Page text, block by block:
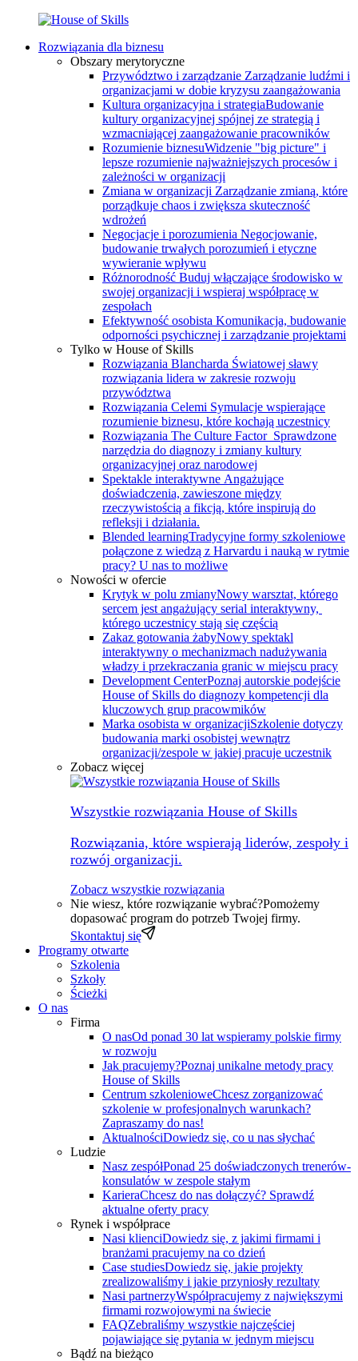
Rozwiązania dla biznesu
Obszary merytoryczne
Przywództwo i zarządzanie Zarządzanie ludźmi i
organizacjami w dobie kryzysu zaangażowania
Kultura organizacyjna i strategiaBudowanie
kultury organizacyjnej spójnej ze strategią i
wzmacniającej zaangażowanie pracowników
Rozumienie biznesuWidzenie "big picture" i
lepsze rozumienie najważniejszych procesów i
zależności w organizacji
Zmiana w organizacji Zarządzanie zmianą, które
porządkuje chaos i zwiększa skuteczność
wdrożeń
Negocjacje i porozumienia Negocjowanie,
budowanie trwałych porozumień i etyczne
wywieranie wpływu
Różnorodność Buduj włączające środowisko w
swojej organizacji i wspieraj współpracę w
zespołach
Efektywność osobista Komunikacja, budowanie
odporności psychicznej i zarządzanie projektami
Tylko w House of Skills
Rozwiązania Blancharda Światowej sławy
rozwiązania lidera w zakresie rozwoju
przywództwa
Rozwiązania Celemi Symulacje wspierające
rozumienie biznesu, które kochają uczestnicy
Rozwiązania The Culture Factor Sprawdzone
narzędzia do diagnozy i zmiany kultury
organizacyjnej oraz narodowej
Spektakle interaktywne Angażujące
doświadczenia, zawieszone między
rzeczywistością a fikcją, które inspirują do
refleksji i działania.
Blended learningTradycyjne formy szkoleniowe
połączone z wiedzą z Harvardu i nauką w rytmie
pracy? U nas to możliwe
Nowości w ofercie
Krytyk w polu zmianyNowy warsztat, którego
sercem jest angażujący serial interaktywny, ​
którego uczestnicy stają się częścią
Zakaz gotowania żabyNowy spektakl
interaktywny o mechanizmach nadużywania
władzy i przekraczania granic w miejscu pracy
Development CenterPoznaj autorskie podejście
House of Skills do diagnozy kompetencji dla
kluczowych grup pracowmików
Marka osobista w organizacjiSzkolenie dotyczy
budowania marki osobistej wewnątrz
organizacji/zespole w jakiej pracuje uczestnik
Zobacz więcej
Wszystkie rozwiązania House of Skills
Rozwiązania, które wspierają liderów, zespoły i
rozwój organizacji.
Zobacz wszystkie rozwiązania
Nie wiesz, które rozwiązanie wybrać?Pomożemy
dopasować program do potrzeb Twojej firmy.
Skontaktuj się
Programy otwarte
Szkolenia
Szkoły
Ścieżki
O nas
Firma
O nasOd ponad 30 lat wspieramy polskie firmy
w rozwoju
Jak pracujemy?Poznaj unikalne metody pracy
House of Skills
Centrum szkolenioweChcesz zorganizować
szkolenie w profesjonalnych warunkach?
Zapraszamy do nas!
AktualnościDowiedz się, co u nas słychać
Ludzie
Nasz zespółPonad 25 doświadczonych trenerów-
konsulatów w zespole stałym
KarieraChcesz do nas dołączyć? Sprawdź
aktualne oferty pracy
Rynek i współprace
Nasi klienciDowiedz się, z jakimi firmami i
branżami pracujemy na co dzień
Case studiesDowiedz się, jakie projekty
zrealizowaliśmy i jakie przyniosły rezultaty
Nasi partnerzyWspółpracujemy z największymi
firmami rozwojowymi na świecie
FAQZebraliśmy wszystkie najczęściej
pojawiające się pytania w jednym miejscu
Bądź na bieżąco